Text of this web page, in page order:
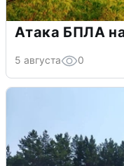
Атака БПЛА
5 августа 0